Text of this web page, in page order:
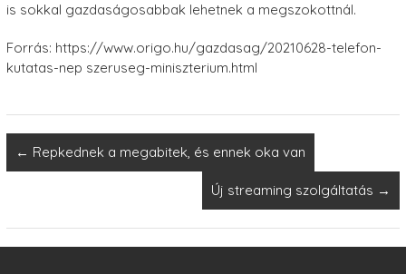
is sokkal gazdaságosabbak lehetnek a megszokottnál.
Forrás: https://www.origo.hu/gazdasag/20210628-telefon-
kutatas-nep szeruseg-miniszterium.html
← Repkednek a megabitek, és ennek oka van
Új streaming szolgáltatás →